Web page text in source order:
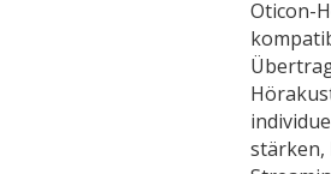
Oticon-
stärken,